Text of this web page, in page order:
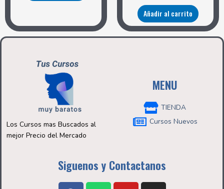
Añadir al carrito
Los Cursos mas Buscados al
mejor Precio del Mercado
MENU
TIENDA
Cursos Nuevos
Siguenos y Contactanos